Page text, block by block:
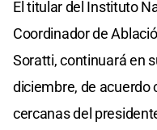
El titular del Instituto
Coordinador de
Soratti, continuará en
diciembre, de acuerdo
cercanas del